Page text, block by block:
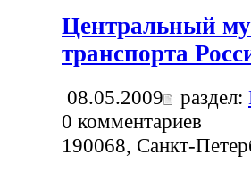
Центральный
транспорта
08.05.2009 раздел:
0 комментариев
190068, Санкт-